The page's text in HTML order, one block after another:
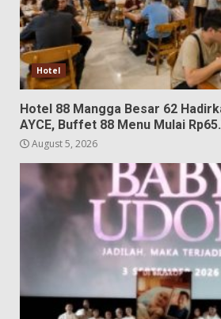
Hotel
Hotel 88 Mangga Besar 62
AYCE, Buffet 88 Menu Mulai
August 5, 2026